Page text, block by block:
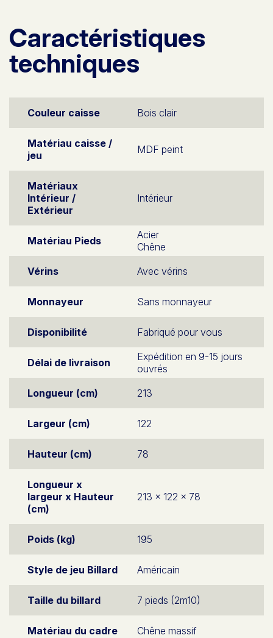
Caractéristiques
techniques
Couleur caisse Bois clair
Matériau caisse /
jeu
MDF peint
Matériaux
Intérieur /
Extérieur
Intérieur
Matériau Pieds
Acier
Chêne
Vérins
Avec vérins
Monnayeur Sans monnayeur
Disponibilité Fabriqué pour vous
Délai de livraison
Expédition en 9-15 jours
ouvrés
Longueur (cm)
213
Largeur (cm) 122
Hauteur (cm) 78
Longueur x
largeur x Hauteur
(cm)
213 x 122 x 78
Poids (kg) 195
Style de jeu Billard Américain
Taille du billard 7 pieds (2m10)
Matériau du cadre Chêne massif